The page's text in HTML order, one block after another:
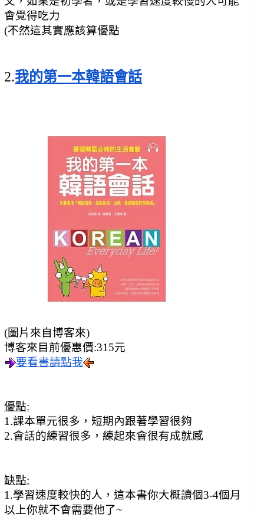
會覺得吃力
(不然這其實應該算優點
2.我的第一本韓語會話
(圖片來自博客來)
博客來目前優惠價:315元
要看書請點我
優點:
1.課本單元很多，短期內跟著學習很夠
2.會話的練習很多，練起來會很有成就感
缺點:
1.學習速度較快的人， 這本書你大概讀個3-4個月
以上你就不會需要他了~